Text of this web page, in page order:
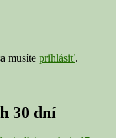
musíte prihlásiť.
30 dní